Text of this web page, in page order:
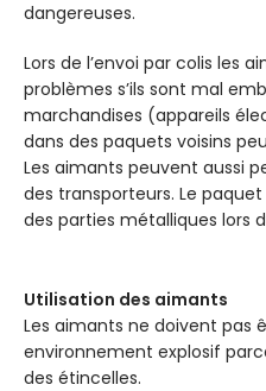
dangereuses.
Lors de l’envoi par colis les
problèmes s’ils sont mal
marchandises (appareils
dans des paquets voisins
Les aimants peuvent aussi
des transporteurs. Le
des parties métalliques lors
Utilisation des aimants
Les aimants ne doivent pas
environnement explosif
des étincelles.